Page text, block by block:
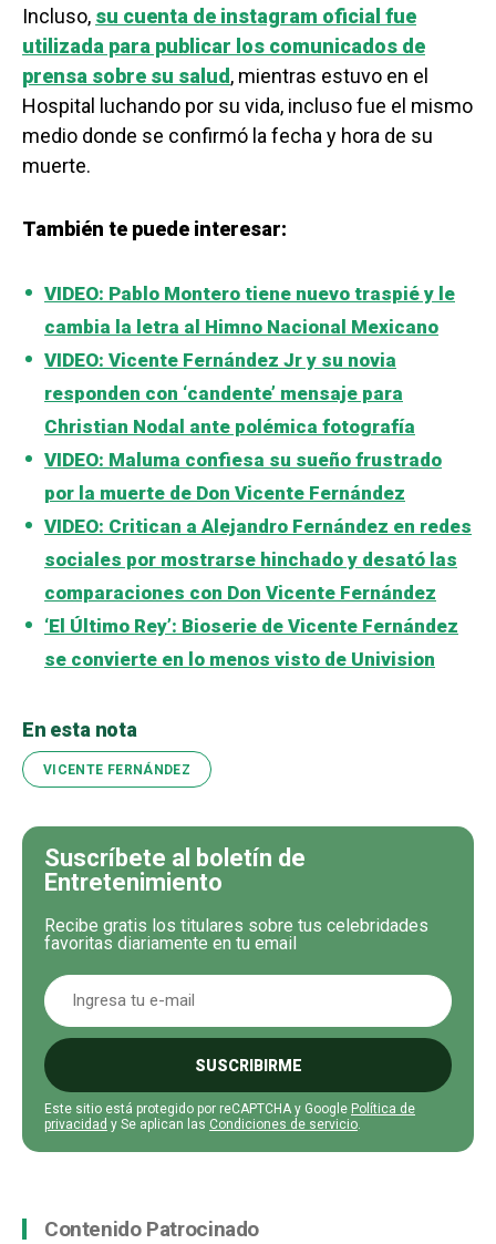
Incluso, su cuenta de instagram oficial fue
utilizada para publicar los comunicados de
prensa sobre su salud , mientras estuvo en el
Hospital luchando por su vida, incluso fue el mismo
medio donde se confirmó la fecha y hora de su
muerte.
También te puede interesar:
VIDEO: Pablo Montero tiene nuevo traspié y le
cambia la letra al Himno Nacional Mexicano
VIDEO: Vicente Fernández Jr y su novia
responden con ‘candente’ mensaje para
Christian Nodal ante polémica fotografía
VIDEO: Maluma confiesa su sueño frustrado
por la muerte de Don Vicente Fernández
VIDEO: Critican a Alejandro Fernández en redes
sociales por mostrarse hinchado y desató las
comparaciones con Don Vicente Fernández
‘El Último Rey’: Bioserie de Vicente Fernández
se convierte en lo menos visto de Univision
En esta nota
VICENTE FERNÁNDEZ
Suscríbete al boletín de
Entretenimiento
Recibe gratis los titulares sobre tus celebridades
favoritas diariamente en tu email
SUSCRIBIRME
Este sitio está protegido por reCAPTCHA y Google Política de
privacidad y Se aplican las Condiciones de servicio.
Contenido Patrocinado